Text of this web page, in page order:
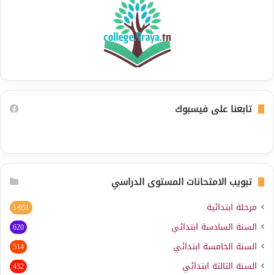
تابعنا على فيسبوك
تبويب الامتحانات المستوى الدراسي
مرحلة ابتدائية 1٬951
السنة السادسة ابتدائي 620
السنة الخامسة ابتدائي 514
السنة الثالثة ابتدائي 432